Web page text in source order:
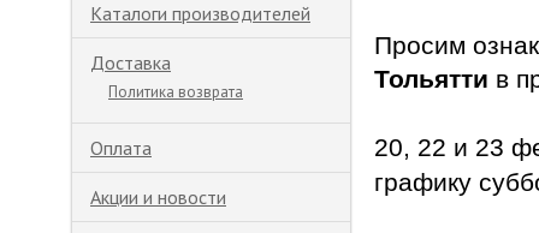
Каталоги производителей
Доставка
Политика возврата
Оплата
Акции и новости
Просим
Тольятти в
20, 22 и 23
графику